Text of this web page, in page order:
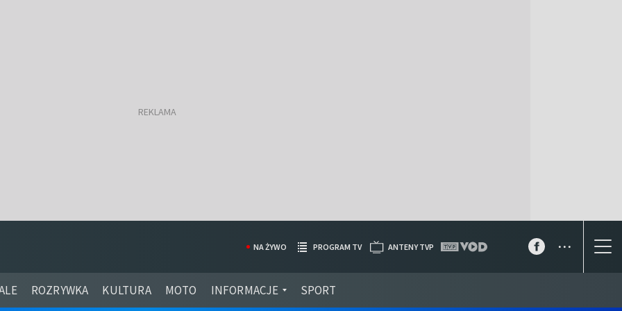
ROZRYWKA KULTURA MOTO INFORMACJE SPORT
NA ŻYWO PROGRAM TV ANTENY TVP ...